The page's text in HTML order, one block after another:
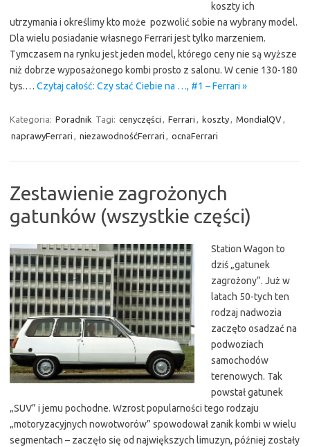
koszty ich
utrzymania i określimy kto może pozwolić sobie na wybrany model.
Dla wielu posiadanie własnego Ferrari jest tylko marzeniem.
Tymczasem na rynku jest jeden model, którego ceny nie są wyższe
niż dobrze wyposażonego kombi prosto z salonu. W cenie 130-180
tys.… Czytaj całość: Czy stać Ciebie na …, #1 – Ferrari »
Kategoria: Poradnik Tagi: cenyczęści , Ferrari , koszty, MondialQV,
naprawyFerrari , niezawodnośćFerrari , ocnaFerrari
Zestawienie zagrożonych
gatunków (wszystkie części)
Station Wagon to
dziś „gatunek
zagrożony”. Już w
latach 50-tych ten
rodzaj nadwozia
zaczęto osadzać na
podwoziach
samochodów
terenowych. Tak
powstał gatunek
„SUV” i jemu pochodne. Wzrost popularności tego rodzaju
„motoryzacyjnych nowotworów” spowodował zanik kombi w wielu
segmentach – zaczęło się od największych limuzyn, później zostały